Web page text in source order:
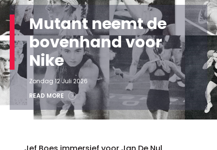
Mutant neemt de
bovenhand voor
Nike
Zondag 12 Juli 2026
READ MORE